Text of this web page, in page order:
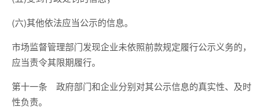
(六)其他依法应当公示的信息。
市场监督管理部门发现企业未依照前款规定履行公示义务的，
应当责令其限期履行。
第十一条 政府部门和企业分别对其公示信息的真实性、及时
性负责。